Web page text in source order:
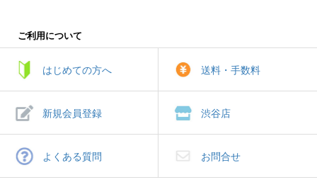
ご利用について
はじめての方へ 送料・手数料
新規会員登録 渋谷店
よくある質問 お問合せ